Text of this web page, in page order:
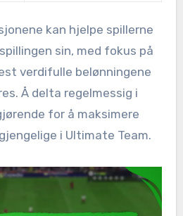
kan hjelpe spillerne
sin, med fokus på
verdifulle belønningene
Å delta regelmessig i
for å maksimere
i Ultimate Team.